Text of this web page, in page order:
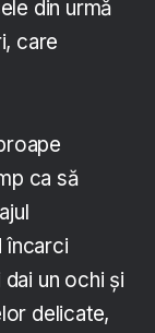
din urmă
care
ca să
încarci
un ochi și
delicate,